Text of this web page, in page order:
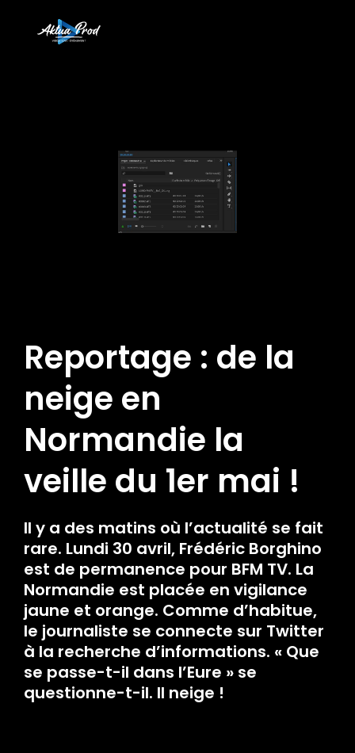
Reportage : de la
neige en
Normandie la
veille du 1er mai !
Il y a des matins où l’actualité se fait
rare. Lundi 30 avril, Frédéric Borghino
est de permanence pour BFM TV. La
Normandie est placée en vigilance
jaune et orange. Comme d’habitue,
le journaliste se connecte sur Twitter
à la recherche d’informations. « Que
se passe-t-il dans l’Eure » se
questionne-t-il. Il neige !